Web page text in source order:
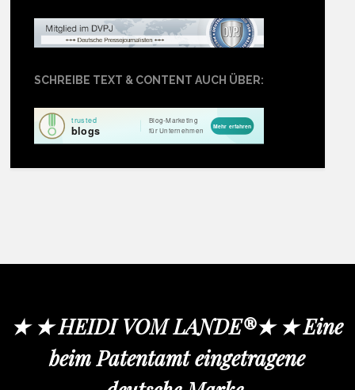
SCHREIBE TEXT & CONTENT AUCH ÜBER:
★ ★ HEIDI VOM LANDE®★ ★ Eine
beim Patentamt eingetragene